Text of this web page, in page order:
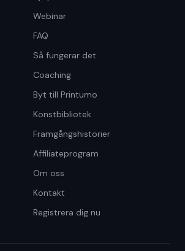
Webinar
FAQ
Så fungerar det
Coaching
Byt till Printumo
Konstbibliotek
Framgångshistorier
Affiliateprogram
Om oss
Kontakt
Registrera dig nu